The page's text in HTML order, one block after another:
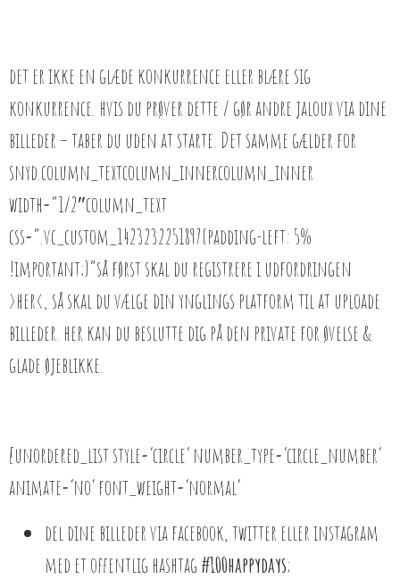
det er ikke en glæde konkurrence eller blære sig
konkurrence. hvis du prøver dette / gør andre jaloux via dine
billeder – taber du uden at starte. Det samme gælder for
snyd.column_textcolumn_innercolumn_inner
width=”1/2″column_text
css=”.vc_custom_1423232251897{padding-left: 5%
!important;}”så først skal du registrere i udfordringen
>her<, så skal du vælge din ynglings platform til at uploade
billeder. her kan du beslutte dig på den private for øvelse &
glade øjeblikke.
[unordered_list style=’circle’ number_type=’circle_number’
animate=’no’ font_weight=’normal’
del dine billeder via facebook, twitter eller instagram
med et offentlig hashtag #100happydays;